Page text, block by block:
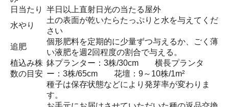
日当たり
半日以上直射日光の当たる屋外
水やり
土の表面が乾いたらたっぷりと水を与えてくだ
さい
追肥
個形肥料を定期的に少量ずつ与えるか、ごく薄
い液肥を週2回程度の割合で与える。
植込み株
数の目安
鉢プランター：3株/30cm 横長プランタ
ー：3株/65cm 花壇：9～10株/1m²
種子は保存状態などにより発芽率が変わりま
す。